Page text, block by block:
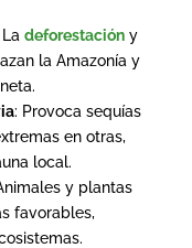
deforestación y
la Amazonía y
: Provoca sequías
en otras,
local.
y plantas
favorables,